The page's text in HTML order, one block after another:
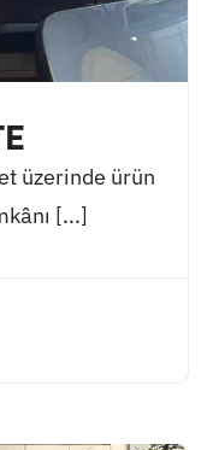
üzerinde ürün
[...]